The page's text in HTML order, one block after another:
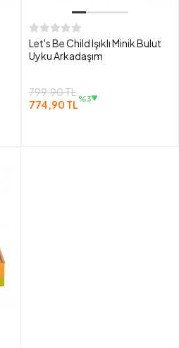
Let's Be Child Işıklı Minik Bulut
Uyku Arkadaşım
799,90 TL
774,90 TL%3